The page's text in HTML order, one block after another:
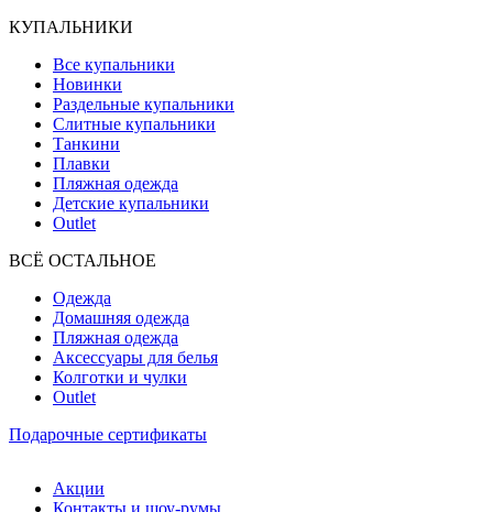
КУПАЛЬНИКИ
Все купальники
Новинки
Раздельные купальники
Слитные купальники
Танкини
Плавки
Пляжная одежда
Детские купальники
Outlet
ВCЁ ОСТАЛЬНОЕ
Одежда
Домашняя одежда
Пляжная одежда
Аксессуары для белья
Колготки и чулки
Outlet
Подарочные сертификаты
Акции
Контакты и шоу-румы